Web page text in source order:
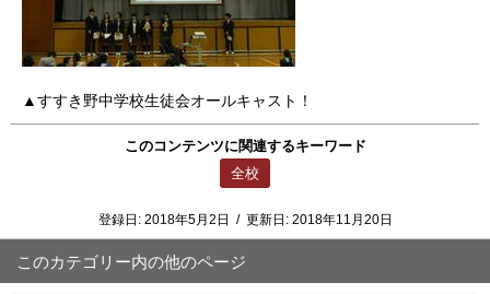
▲すすき野中学校生徒会オールキャスト！
このコンテンツに関連するキーワード
全校
登録日: 2018年5月2日 / 更新日: 2018年11月20日
このカテゴリー内の他のページ